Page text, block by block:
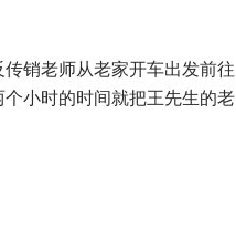
销老师从老家开车出发前往
小时的时间就把王先生的老